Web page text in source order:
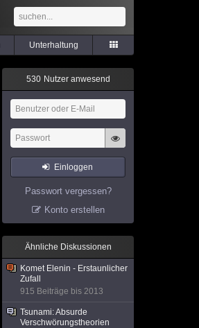
Unterhaltung
530 Nutzer anwesend
Einloggen
Passwort vergessen?
Konto erstellen
Ähnliche Diskussionen
Komet Elenin - Erstaunlicher
Zufall
915 Beiträge bis 2013
Tsunami: Absurde
Verschwörungstheorien